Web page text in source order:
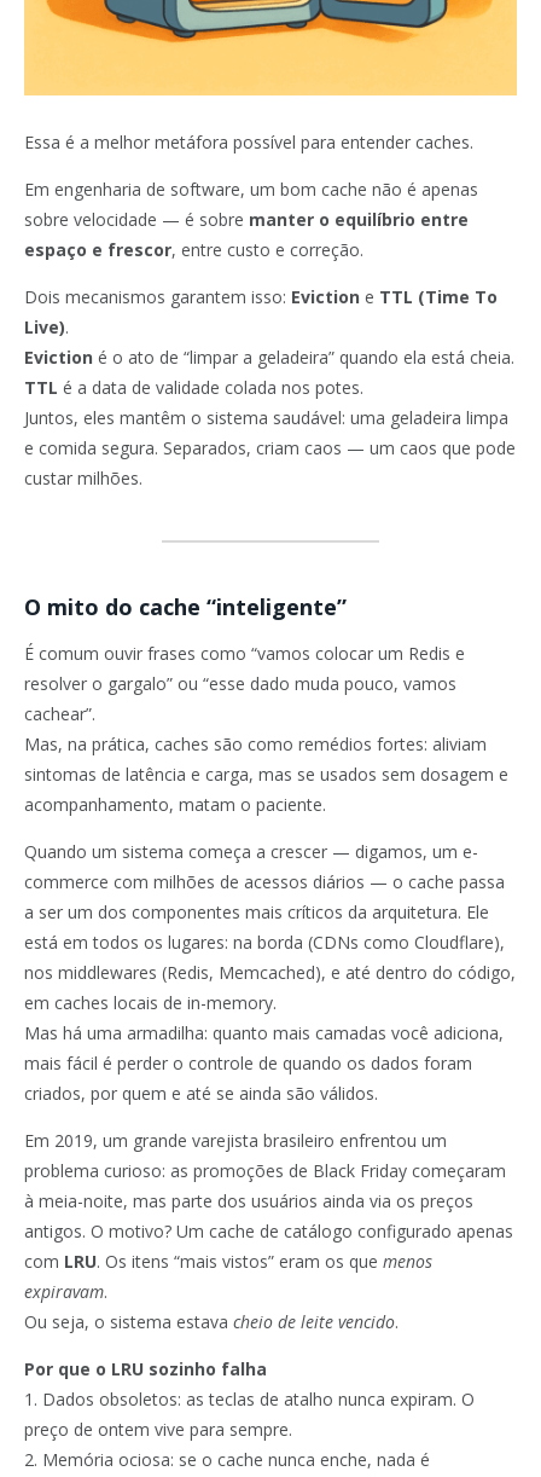
Essa é a melhor metáfora possível para entender caches.
Em engenharia de software, um bom cache não é apenas
sobre velocidade — é sobre manter o equilíbrio entre
espaço e frescor, entre custo e correção.
Dois mecanismos garantem isso: Eviction e TTL (Time To
Live).
Eviction é o ato de “limpar a geladeira” quando ela está cheia.
TTL é a data de validade colada nos potes.
Juntos, eles mantêm o sistema saudável: uma geladeira limpa
e comida segura. Separados, criam caos — um caos que pode
custar milhões.
O mito do cache “inteligente”
É comum ouvir frases como “vamos colocar um Redis e
resolver o gargalo” ou “esse dado muda pouco, vamos
cachear”.
Mas, na prática, caches são como remédios fortes: aliviam
sintomas de latência e carga, mas se usados sem dosagem e
acompanhamento, matam o paciente.
Quando um sistema começa a crescer — digamos, um e-
commerce com milhões de acessos diários — o cache passa
a ser um dos componentes mais críticos da arquitetura. Ele
está em todos os lugares: na borda (CDNs como Cloudflare),
nos middlewares (Redis, Memcached), e até dentro do código,
em caches locais de in-memory.
Mas há uma armadilha: quanto mais camadas você adiciona,
mais fácil é perder o controle de quando os dados foram
criados, por quem e até se ainda são válidos.
Em 2019, um grande varejista brasileiro enfrentou um
problema curioso: as promoções de Black Friday começaram
à meia-noite, mas parte dos usuários ainda via os preços
antigos. O motivo? Um cache de catálogo configurado apenas
com LRU. Os itens “mais vistos” eram os que menos
expiravam.
Ou seja, o sistema estava cheio de leite vencido.
Por que o LRU sozinho falha
1. Dados obsoletos: as teclas de atalho nunca expiram. O
preço de ontem vive para sempre.
2. Memória ociosa: se o cache nunca enche, nada é